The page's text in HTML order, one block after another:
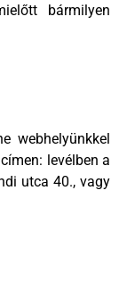
bármilyen
webhelyünkkel
levélben a
utca 40., vagy